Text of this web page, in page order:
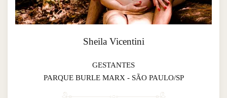
Sheila Vicentini
GESTANTES
PARQUE BURLE MARX - SÃO PAULO/SP